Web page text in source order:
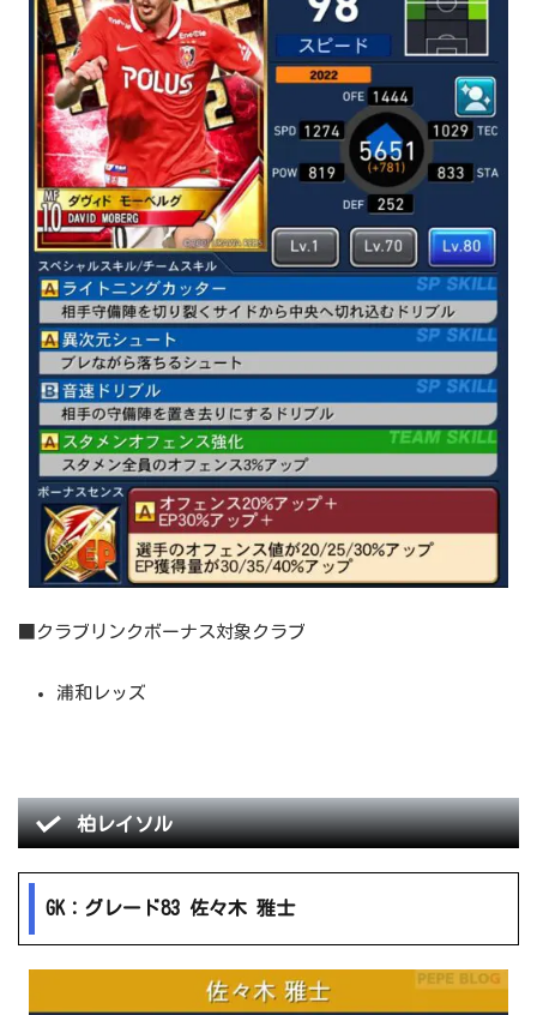
■クラブリンクボーナス対象クラブ
浦和レッズ
柏レイソル
GK：グレード83 佐々木 雅士